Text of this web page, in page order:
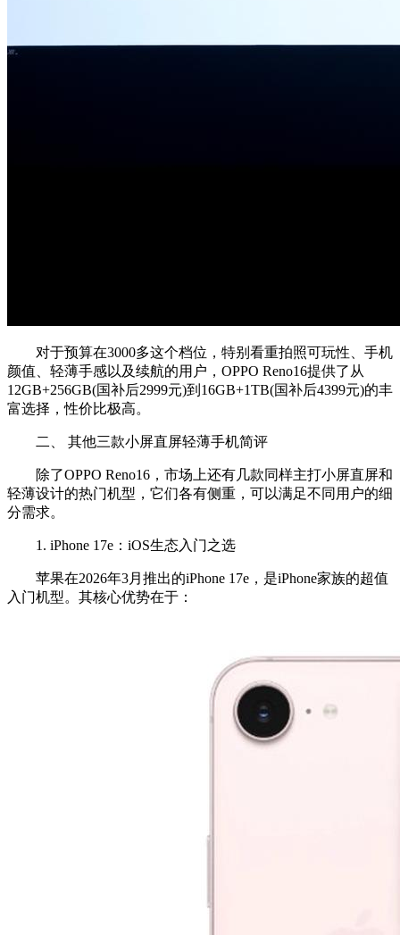
对于预算在3000多这个档位，特别看重拍照可玩性、手机
颜值、轻薄手感以及续航的用户，OPPO Reno16提供了从
12GB+256GB(国补后2999元)到16GB+1TB(国补后4399元)的丰
富选择，性价比极高。
二、 其他三款小屏直屏轻薄手机简评
除了OPPO Reno16，市场上还有几款同样主打小屏直屏和
轻薄设计的热门机型，它们各有侧重，可以满足不同用户的细
分需求。
1. iPhone 17e：iOS生态入门之选
苹果在2026年3月推出的iPhone 17e，是iPhone家族的超值
入门机型。其核心优势在于：